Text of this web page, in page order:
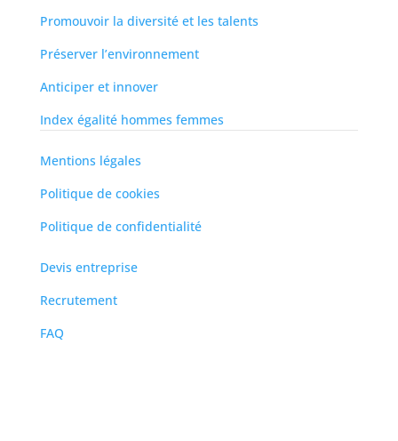
Promouvoir la diversité et les talents
Préserver l’environnement
Anticiper et innover
Index égalité hommes femmes
Mentions légales
Politique de cookies
Politique de confidentialité
Devis entreprise
Recrutement
FAQ